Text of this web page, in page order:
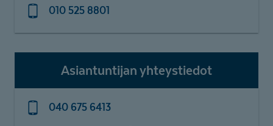
010 525 8801
Asiantuntijan yhteystiedot
040 675 6413